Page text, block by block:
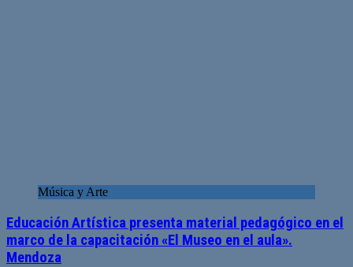
Música y Arte
Educación Artística presenta material pedagógico en el
marco de la capacitación «El Museo en el aula».
Mendoza